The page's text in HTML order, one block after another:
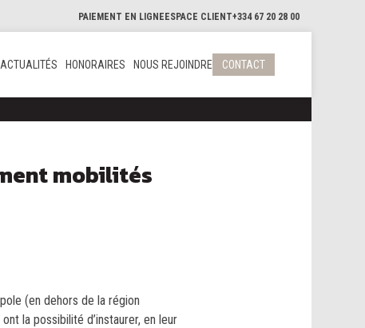
PAIEMENT EN LIGNE ESPACE CLIENT+334 67 20 28 00
ACTUALITÉS HONORAIRES NOUS REJOINDRE CONTACT
mobilités
(en dehors de la région
la possibilité d’instaurer, en leur